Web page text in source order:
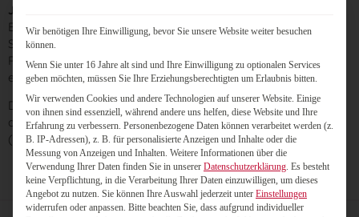
Ja
Betriebssystem der Server geloggt. Eine dauerhafte
Speicherung zu Auswertungs- und /oder
Rückverfolgungszwecken (Click-Flow, Nutzerverhalten etc.)
erfolgt nicht.
Die IP-Adresse wird zum anderen verwendet, um den Schutz
des Wahlsystems zu gewährleisten.
(Siehe auch nächste Frage.)
Wir benötigen Ihre Einwilligung, bevor Sie unsere Website weiter besuchen
können.
Wenn Sie unter 16 Jahre alt sind und Ihre Einwilligung zu optionalen Services
geben möchten, müssen Sie Ihre Erziehungsberechtigten um Erlaubnis bitten.
Wir verwenden Cookies und andere Technologien auf unserer Website. Einige
von ihnen sind essenziell, während andere uns helfen, diese Website und Ihre
Erfahrung zu verbessern. Personenbezogene Daten können verarbeitet werden (z.
B. IP-Adressen), z. B. für personalisierte Anzeigen und Inhalte oder die
Messung von Anzeigen und Inhalten. Weitere Informationen über die
Verwendung Ihrer Daten finden Sie in unserer Datenschutzerklärung. Es besteht
keine Verpflichtung, in die Verarbeitung Ihrer Daten einzuwilligen, um dieses
Angebot zu nutzen. Sie können Ihre Auswahl jederzeit unter Einstellungen
widerrufen oder anpassen. Bitte beachten Sie, dass aufgrund individueller